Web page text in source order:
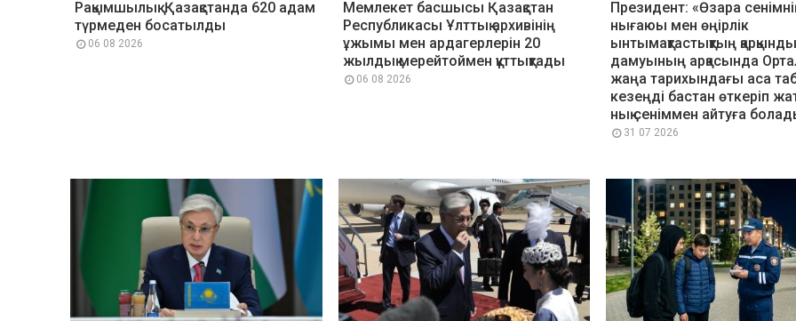
Рақымшылық: Қазақстанда 620 адам
түрмеден босатылды
06 08 2026
Мемлекет басшысы Қазақстан
Республикасы Ұлттық архивінің
ұжымы мен ардагерлерін 20
жылдық мерейтоймен құттықтады
06 08 2026
Президент: «Өзара
нығаюы мен өңірлік
ынтымақтастықтың
дамуының арқасында
жаңа тарихындағы аса
кезеңді бастан өткеріп
нық сеніммен айтуға
31 07 2026